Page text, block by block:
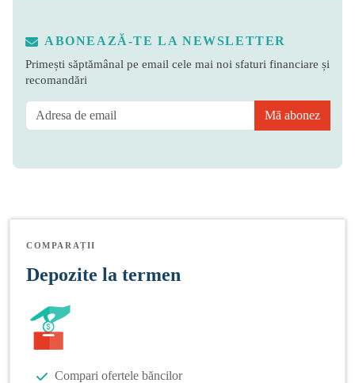
ABONEAZĂ-TE LA NEWSLETTER
Primești săptămânal pe email cele mai noi sfaturi financiare și
recomandări
Mă abonez
COMPARAȚII
Depozite la termen
Compari ofertele băncilor